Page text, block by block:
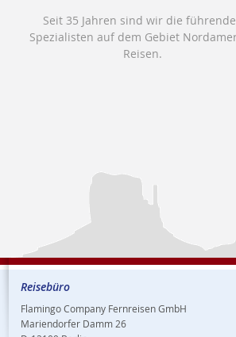
Seit 35 Jahren sind wir die
Spezialisten auf dem Gebiet
Reisen.
Reisebüro
Flamingo Company Fernreisen GmbH
Mariendorfer Damm 26